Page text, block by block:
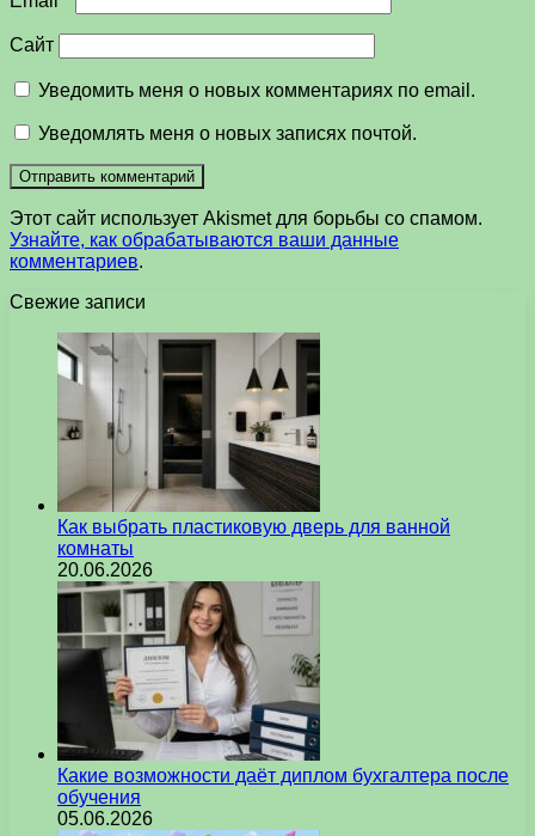
Сайт
Уведомить меня о новых комментариях по email.
Уведомлять меня о новых записях почтой.
Этот сайт использует Akismet для борьбы со спамом.
Узнайте, как обрабатываются ваши данные
комментариев.
Свежие записи
Как выбрать пластиковую дверь для ванной
комнаты
20.06.2026
Какие возможности даёт диплом бухгалтера после
обучения
05.06.2026